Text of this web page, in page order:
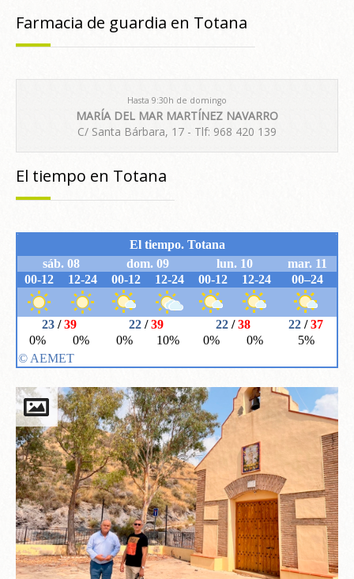
Farmacia de guardia en Totana
Hasta 9:30h de domingo
MARÍA DEL MAR MARTÍNEZ NAVARRO
C/ Santa Bárbara, 17 - Tlf: 968 420 139
El tiempo en Totana